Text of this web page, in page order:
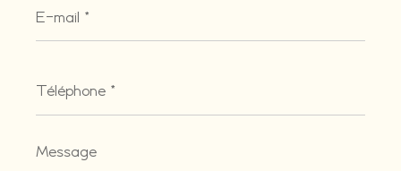
mail
*
*
Message
*